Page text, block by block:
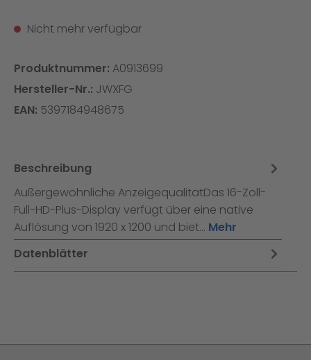
Nicht mehr verfügbar
Produktnummer: A0913699
Hersteller-Nr.: JWXFG
EAN: 5397184948675
Beschreibung
Außergewöhnliche AnzeigequalitätDas 16-Zoll-
Full-HD-Plus-Display verfügt über eine native
Auflösung von 1920 x 1200 und biet… Mehr
Datenblätter